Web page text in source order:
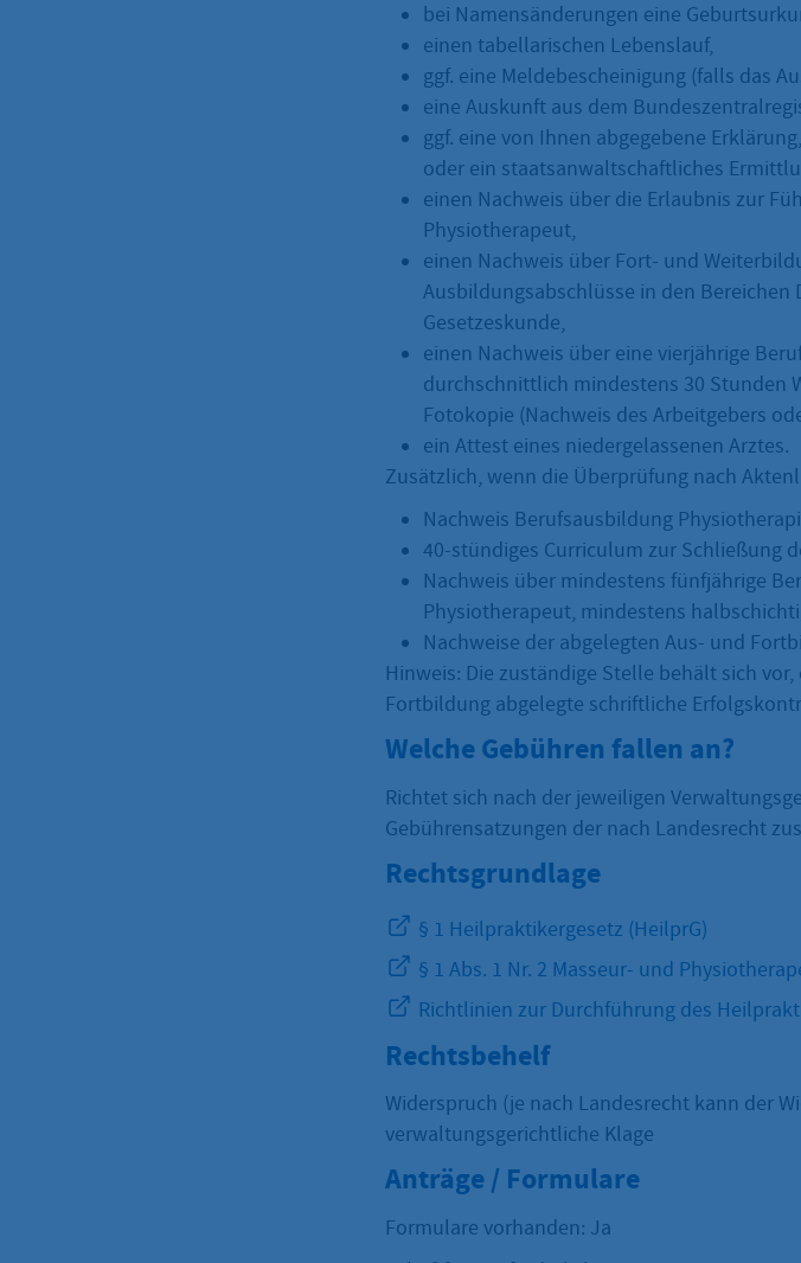
bei Namensänderungen eine
einen tabellarischen Lebenslauf,
ggf. eine Meldebescheinigung (falls das
eine Auskunft aus dem
ggf. eine von Ihnen abgegebene
oder ein staatsanwaltschaftliches
einen Nachweis über die Erlaubnis zur
Physiotherapeut,
einen Nachweis über Fort- und
Ausbildungsabschlüsse in den
Gesetzeskunde,
einen Nachweis über eine vierjährige
durchschnittlich mindestens 30 Stunden
Fotokopie (Nachweis des Arbeitgebers
ein Attest eines niedergelassenen Arztes.
Zusätzlich, wenn die Überprüfung nach
Nachweis Berufsausbildung
40-stündiges Curriculum zur Schließung
Nachweis über mindestens fünfjährige
Physiotherapeut, mindestens
Nachweise der abgelegten Aus- und
Hinweis: Die zuständige Stelle behält sich
Fortbildung abgelegte schriftliche
Welche Gebühren fallen an?
Richtet sich nach der jeweiligen
Gebührensatzungen der nach Landesrecht
Rechtsgrundlage
§ 1 Heilpraktikergesetz (HeilprG)
§ 1 Abs. 1 Nr. 2 Masseur- und
Richtlinien zur Durchführung des
Rechtsbehelf
Widerspruch (je nach Landesrecht kann der
verwaltungsgerichtliche Klage
Anträge / Formulare
Formulare vorhanden: Ja